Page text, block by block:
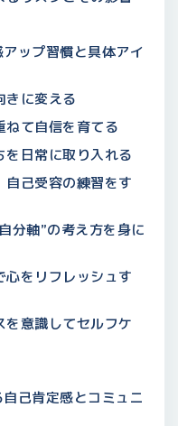
ップ習慣と具体アイ
きに変える
ねて自信を育てる
を日常に取り入れる
自己受容の練習をす
分軸”の考え方を身に
心をリフレッシュす
を意識してセルフケ
己肯定感とコミュニ